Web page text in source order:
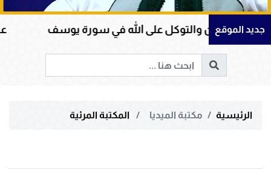
جديد الموقعوالتوكل على الله في سورة يوسف عظمة
الرئيسية مكتبة الميديا المكتبة المرئية